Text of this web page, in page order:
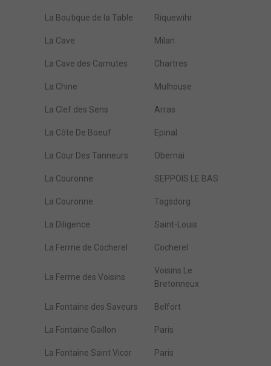
La Boutique de la Table Riquewihr
La Cave Milan
La Cave des Carnutes Chartres
La Chine Mulhouse
La Clef des Sens Arras
La Côte De Boeuf Epinal
La Cour Des Tanneurs Obernai
La Couronne SEPPOIS LE BAS
La Couronne Tagsdorg
La Diligence Saint-Louis
La Ferme de Cocherel Cocherel
La Ferme des Voisins
Voisins Le
Bretonneux
La Fontaine des Saveurs Belfort
La Fontaine Gaillon Paris
La Fontaine Saint Vicor Paris